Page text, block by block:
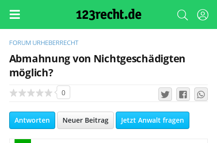
FORUM URHEBERRECHT
Abmahnung von Nichtgeschädigten
möglich?
0
Antworten Neuer Beitrag Jetzt Anwalt fragen